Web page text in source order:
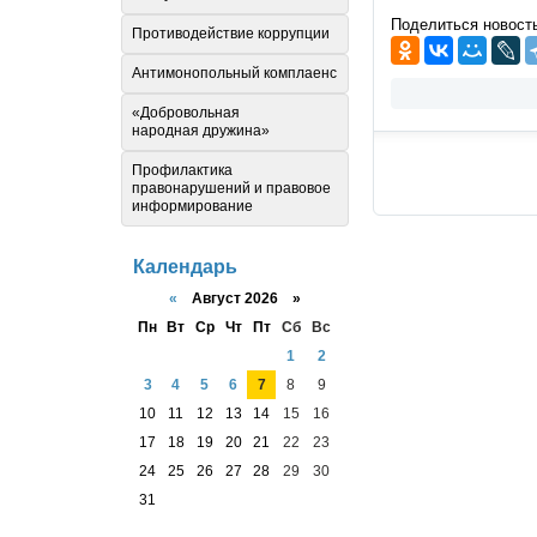
Поделиться
Противодействие коррупции
Антимонопольный комплаенс
«Добровольная
народная дружина»
Профилактика
правонарушений и правовое
информирование
Календарь
« Август 2026 »
Пн
Вт Ср Чт Пт Сб
Вс
1
2
3
4 5 6 7 8
9
10
11 12 13 14 15
16
17
18 19 20 21 22
23
24
25 26 27 28 29
30
31